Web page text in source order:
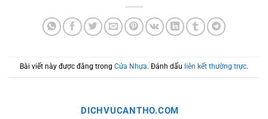
Bài viết này được đăng trong Cửa Nhựa. Đánh dấu liên kết thường trực.
DICHVUCANTHO.COM